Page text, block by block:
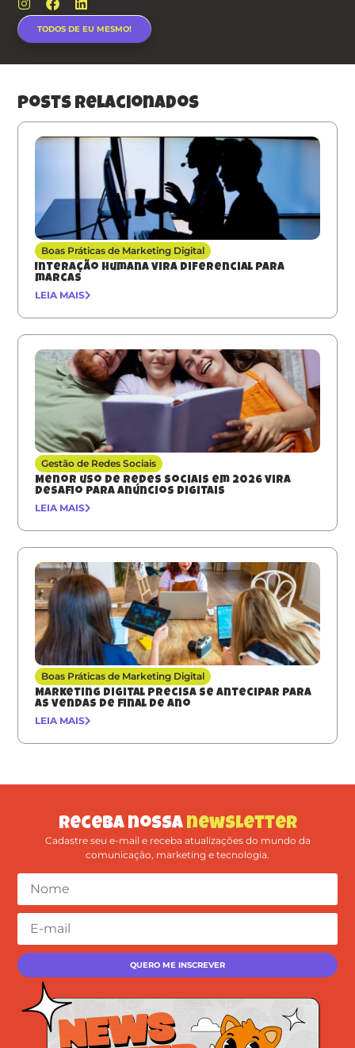
TODOS DE EU MESMO!
posts relacionados
Boas Práticas de Marketing Digital
Interação humana vira diferencial para
marcas
LEIA MAIS
Gestão de Redes Sociais
Menor uso de redes sociais em 2026 vira
desafio para anúncios digitais
LEIA MAIS
Boas Práticas de Marketing Digital
Marketing digital precisa se antecipar para
as vendas de final de ano
LEIA MAIS
Receba nossa newsletter
Cadastre seu e-mail e receba atualizações do mundo da
comunicação, marketing e tecnologia.